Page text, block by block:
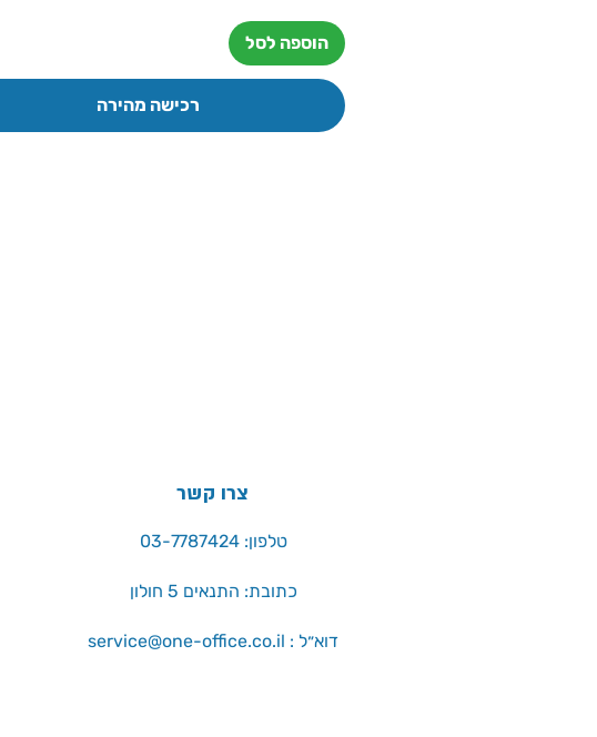
הוספה לסל
רכישה מהירה
צרו קשר
טלפון: 03-7787424
כתובת: התנאים 5 חולון
service@one-office.co.il : דוא״ל